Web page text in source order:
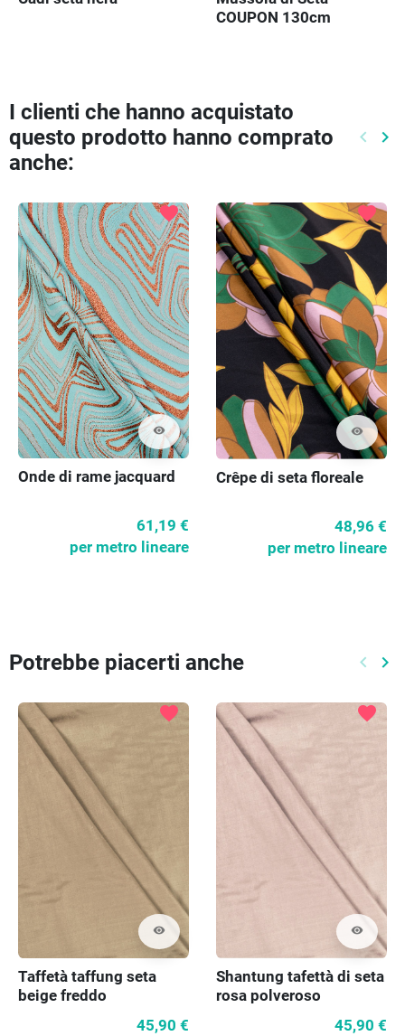
COUPON 130cm
I clienti che hanno acquistato
questo prodotto hanno comprato
anche:
keyboard_arrow_left keyboard_arrow_right
visibility
favorite
Onde di rame jacquard
61,19 €
per metro lineare
visibility
favorite
Crêpe di seta floreale
48,96 €
per metro lineare
Potrebbe piacerti anche keyboard_arrow_left keyboard_arrow_right
visibility
favorite
Taffetà taffung seta
beige freddo
45,90 €
visibility
favorite
Shantung tafettà di seta
rosa polveroso
45,90 €